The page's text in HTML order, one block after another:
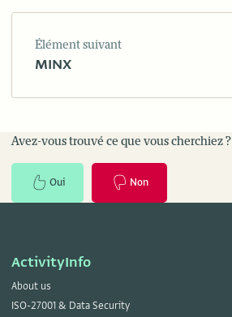
Élément suivant
MINX
Avez-vous trouvé ce que vous cherchiez ?
Oui Non
ActivityInfo
About us
ISO-27001 & Data Security